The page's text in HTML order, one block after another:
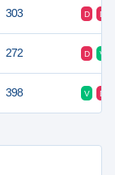
303 D D
272 D V
398 V D